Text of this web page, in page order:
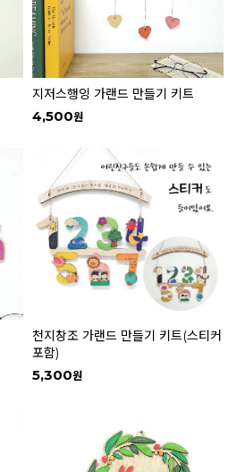
지저스행잉 가랜드 만들기 키트
4,500
천지창조 가랜드 만들기 키트(스티커
포함)
5,300